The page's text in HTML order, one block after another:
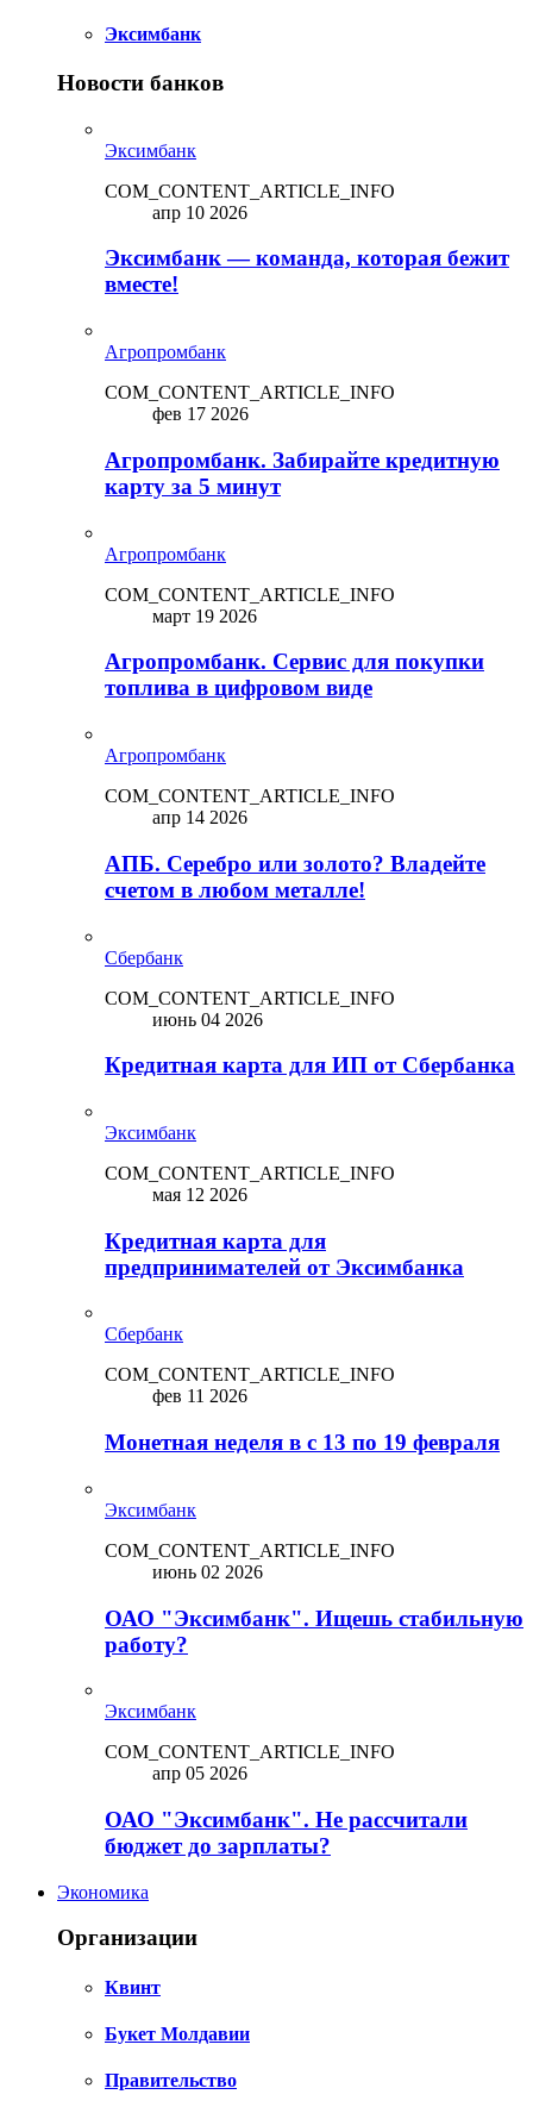
Эксимбанк
Новости банков
Эксимбанк
COM_CONTENT_ARTICLE_INFO
апр 10 2026
Эксимбанк — команда, которая бежит
вместе!
Агропромбанк
COM_CONTENT_ARTICLE_INFO
фев 17 2026
Агропромбанк. Забирайте кредитную
карту за 5 минут
Агропромбанк
COM_CONTENT_ARTICLE_INFO
март 19 2026
Агропромбанк. Сервис для покупки
топлива в цифровом виде
Агропромбанк
COM_CONTENT_ARTICLE_INFO
апр 14 2026
АПБ. Серебро или золото? Владейте
счетом в любом металле!
Сбербанк
COM_CONTENT_ARTICLE_INFO
июнь 04 2026
Кредитная карта для ИП от Сбербанка
Эксимбанк
COM_CONTENT_ARTICLE_INFO
мая 12 2026
Кредитная карта для
предпринимателей от Эксимбанка
Сбербанк
COM_CONTENT_ARTICLE_INFO
фев 11 2026
Монетная неделя в с 13 по 19 февраля
Эксимбанк
COM_CONTENT_ARTICLE_INFO
июнь 02 2026
ОАО "Эксимбанк". Ищешь стабильную
работу?
Эксимбанк
COM_CONTENT_ARTICLE_INFO
апр 05 2026
ОАО "Эксимбанк". Не рассчитали
бюджет до зарплаты?
Экономика
Организации
Квинт
Букет Молдавии
Правительство